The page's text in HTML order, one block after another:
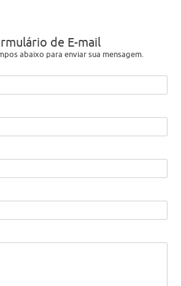
de E-mail
abaixo para enviar sua mensagem.